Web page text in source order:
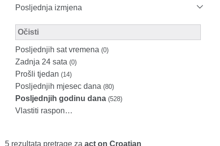
Posljednja izmjena
OčistiModified Facet Filter
Posljednjih sat vremena (0)
Zadnja 24 sata (0)
Prošli tjedan (14)
Posljednjih mjesec dana (80)
Posljednjih godinu dana (528)
Vlastiti raspon…
5 rezultata pretrage za act on Croatian